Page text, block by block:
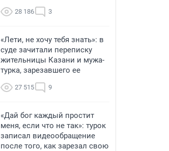
28 186 3
«Лети, не хочу тебя знать»: в
суде зачитали переписку
жительницы Казани и мужа-
турка, зарезавшего ее
27 515 9
«Дай бог каждый простит
меня, если что не так»: турок
записал видеообращение
после того, как зарезал свою